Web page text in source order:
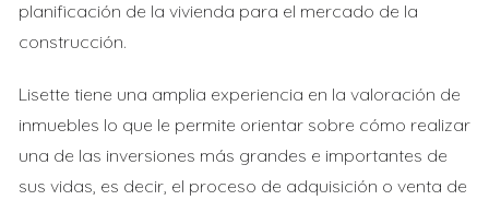
planificación de la vivienda para el mercado de la
construcción.
Lisette tiene una amplia experiencia en la valoración de
inmuebles lo que le permite orientar sobre cómo realizar
una de las inversiones más grandes e importantes de
sus vidas, es decir, el proceso de adquisición o venta de